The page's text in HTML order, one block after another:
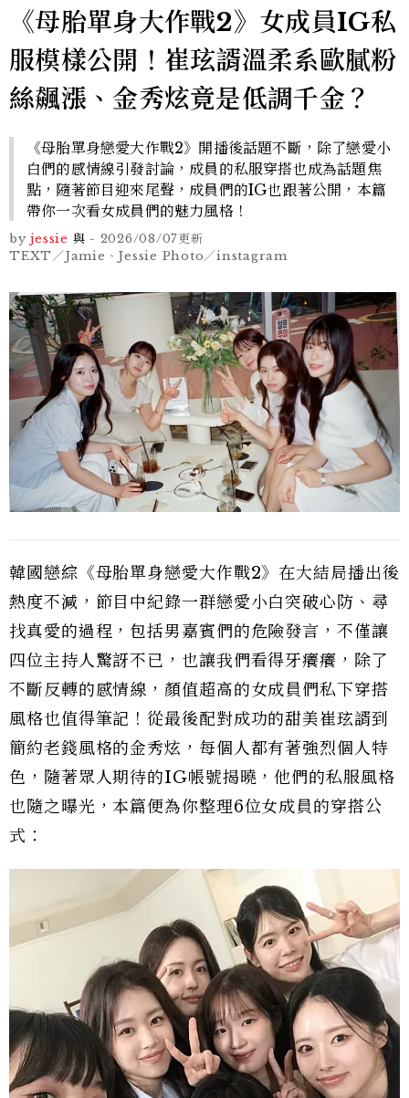
《母胎單身大作戰2》女成員IG私
服模樣公開！崔玹諝溫柔系歐膩粉
絲飆漲、金秀炫竟是低調千金？
《母胎單身戀愛大作戰2》開播後話題不斷，除了戀愛小
白們的感情線引發討論，成員的私服穿搭也成為話題焦
點，隨著節目迎來尾聲，成員們的IG也跟著公開，本篇
帶你一次看女成員們的魅力風格！
by jessie 與 - 2026/08/07更新
TEXT／Jamie、Jessie Photo／instagram
韓國戀綜《母胎單身戀愛大作戰2》在大結局播出後
熱度不減，節目中紀錄一群戀愛小白突破心防、尋
找真愛的過程，包括男嘉賓們的危險發言，不僅讓
四位主持人驚訝不已，也讓我們看得牙癢癢，除了
不斷反轉的感情線，顏值超高的女成員們私下穿搭
風格也值得筆記！從最後配對成功的甜美崔玹諝到
簡約老錢風格的金秀炫，每個人都有著強烈個人特
色，隨著眾人期待的IG帳號揭曉，他們的私服風格
也隨之曝光，本篇便為你整理6位女成員的穿搭公
式：